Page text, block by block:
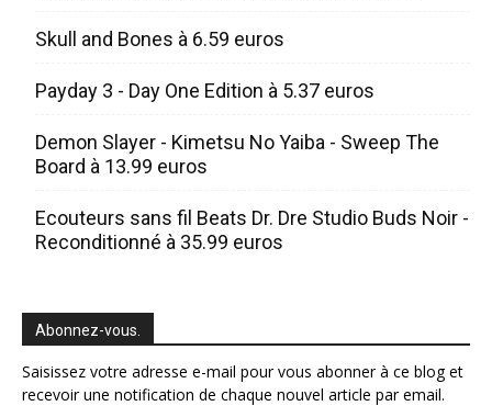
Skull and Bones à 6.59 euros
Payday 3 - Day One Edition à 5.37 euros
Demon Slayer - Kimetsu No Yaiba - Sweep The
Board à 13.99 euros
Ecouteurs sans fil Beats Dr. Dre Studio Buds Noir -
Reconditionné à 35.99 euros
Abonnez-vous.
Saisissez votre adresse e-mail pour vous abonner à ce blog et
recevoir une notification de chaque nouvel article par email.